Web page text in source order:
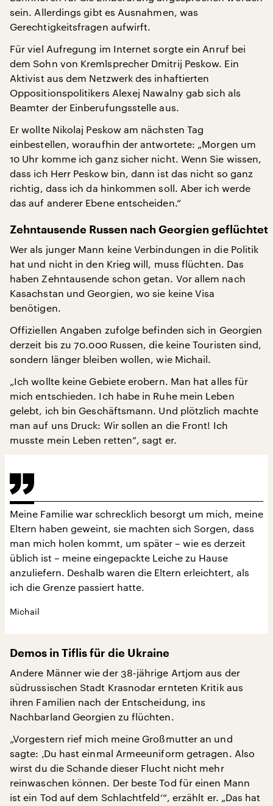
sein. Allerdings gibt es Ausnahmen, was
Gerechtigkeitsfragen aufwirft.
Für viel Aufregung im Internet sorgte ein Anruf bei
dem Sohn von Kremlsprecher Dmitrij Peskow. Ein
Aktivist aus dem Netzwerk des inhaftierten
Oppositionspolitikers Alexej Nawalny gab sich als
Beamter der Einberufungsstelle aus.
Er wollte Nikolaj Peskow am nächsten Tag
einbestellen, woraufhin der antwortete: „Morgen um
10 Uhr komme ich ganz sicher nicht. Wenn Sie wissen,
dass ich Herr Peskow bin, dann ist das nicht so ganz
richtig, dass ich da hinkommen soll. Aber ich werde
das auf anderer Ebene entscheiden.“
Zehntausende Russen nach Georgien geflüchtet
Wer als junger Mann keine Verbindungen in die Politik
hat und nicht in den Krieg will, muss flüchten. Das
haben Zehntausende schon getan. Vor allem nach
Kasachstan und Georgien, wo sie keine Visa
benötigen.
Offiziellen Angaben zufolge befinden sich in Georgien
derzeit bis zu 70.000 Russen, die keine Touristen sind,
sondern länger bleiben wollen, wie Michail.
„Ich wollte keine Gebiete erobern. Man hat alles für
mich entschieden. Ich habe in Ruhe mein Leben
gelebt, ich bin Geschäftsmann. Und plötzlich machte
man auf uns Druck: Wir sollen an die Front! Ich
musste mein Leben retten“, sagt er.
Meine Familie war schrecklich besorgt um mich, meine
Eltern haben geweint, sie machten sich Sorgen, dass
man mich holen kommt, um später – wie es derzeit
üblich ist – meine eingepackte Leiche zu Hause
anzuliefern. Deshalb waren die Eltern erleichtert, als
ich die Grenze passiert hatte.
Michail
Demos in Tiflis für die Ukraine
Andere Männer wie der 38-jährige Artjom aus der
südrussischen Stadt Krasnodar ernteten Kritik aus
ihren Familien nach der Entscheidung, ins
Nachbarland Georgien zu flüchten.
„Vorgestern rief mich meine Großmutter an und
sagte: ‚Du hast einmal Armeeuniform getragen. Also
wirst du die Schande dieser Flucht nicht mehr
reinwaschen können. Der beste Tod für einen Mann
ist ein Tod auf dem Schlachtfeld‘“, erzählt er. „Das hat